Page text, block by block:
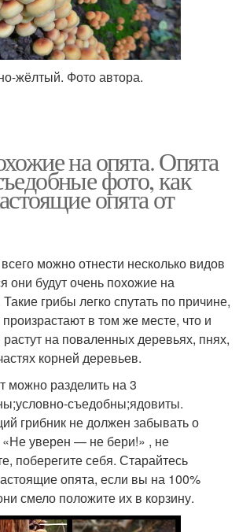
жёлтый. Фото автора.
на опята. Опята
фото, как
опята от
можно отнести несколько видов
они будут очень похожие на
грибы легко спутать по причине,
в том же месте, что и
на поваленных деревьях, пнях,
корней деревьев.
разделить на 3
съедобны;ядовиты.
грибник не должен забывать о
«Не уверен — не бери!» , не
поберегите себя. Старайтесь
опята, если вы на 100%
смело положите их в корзину.